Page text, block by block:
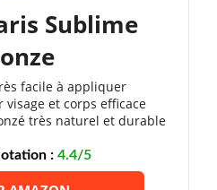
Sublime
facile à appliquer
et corps efficace
très naturel et durable
:4.4/5